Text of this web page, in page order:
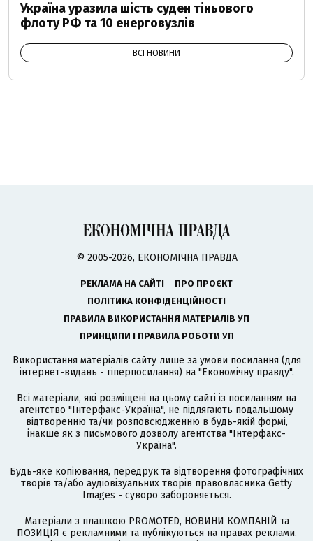
Україна уразила шість суден тіньового
флоту РФ та 10 енерговузлів
ВСІ НОВИНИ
© 2005-2026, ЕКОНОМІЧНА ПРАВДА
РЕКЛАМА НА САЙТІ
ПРО ПРОЄКТ
ПОЛІТИКА КОНФІДЕНЦІЙНОСТІ
ПРАВИЛА ВИКОРИСТАННЯ МАТЕРІАЛІВ УП
ПРИНЦИПИ І ПРАВИЛА РОБОТИ УП
Використання матеріалів сайту лише за умови посилання (для
інтернет-видань - гіперпосилання) на "Економічну правду".
Всі матеріали, які розміщені на цьому сайті із посиланням на
агентство "Інтерфакс-Україна", не підлягають подальшому
відтворенню та/чи розповсюдженню в будь-якій формі,
інакше як з письмового дозволу агентства "Інтерфакс-
Україна".
Будь-яке копіювання, передрук та відтворення фотографічних
творів та/або аудіовізуальних творів правовласника Getty
Images - суворо забороняється.
Матеріали з плашкою PROMOTED, НОВИНИ КОМПАНІЙ та
ПОЗИЦІЯ є рекламними та публікуються на правах реклами.